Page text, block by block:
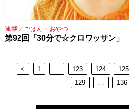
連載／ごはん・おやつ
第92回「30分で☆クロワッサン」
< 1 123 124 125
129
136